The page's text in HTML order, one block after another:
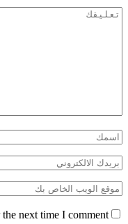
next time I comment.